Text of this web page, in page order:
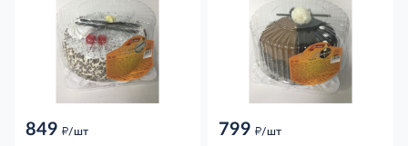
849 д/шт 799 д/шт